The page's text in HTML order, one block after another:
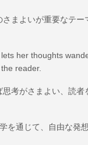
まよいが重要なテー
her thoughts
reader.
考がさまよい、読者
を通じて、自由な発